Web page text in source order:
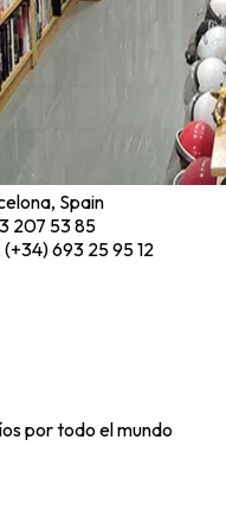
Spain
207 53 85
693 25 95 12
por todo el mundo